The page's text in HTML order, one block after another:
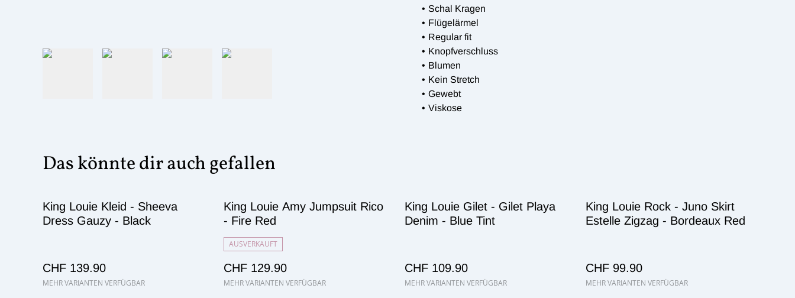
Schal Kragen
Flügelärmel
Regular fit
Knopfverschluss
Blumen
Kein Stretch
Gewebt
Viskose
Das könnte dir auch gefallen
King Louie Kleid - Sheeva
Dress Gauzy - Black
CHF 139.90
MEHR VARIANTEN VERFÜGBAR
King Louie Amy Jumpsuit Rico
- Fire Red
AUSVERKAUFT
CHF 129.90
MEHR VARIANTEN VERFÜGBAR
King Louie Gilet - Gilet Playa
Denim - Blue Tint
CHF 109.90
MEHR VARIANTEN VERFÜGBAR
King Louie Rock - Juno Skirt
Estelle Zigzag - Bordeaux Red
CHF 99.90
MEHR VARIANTEN VERFÜGBAR